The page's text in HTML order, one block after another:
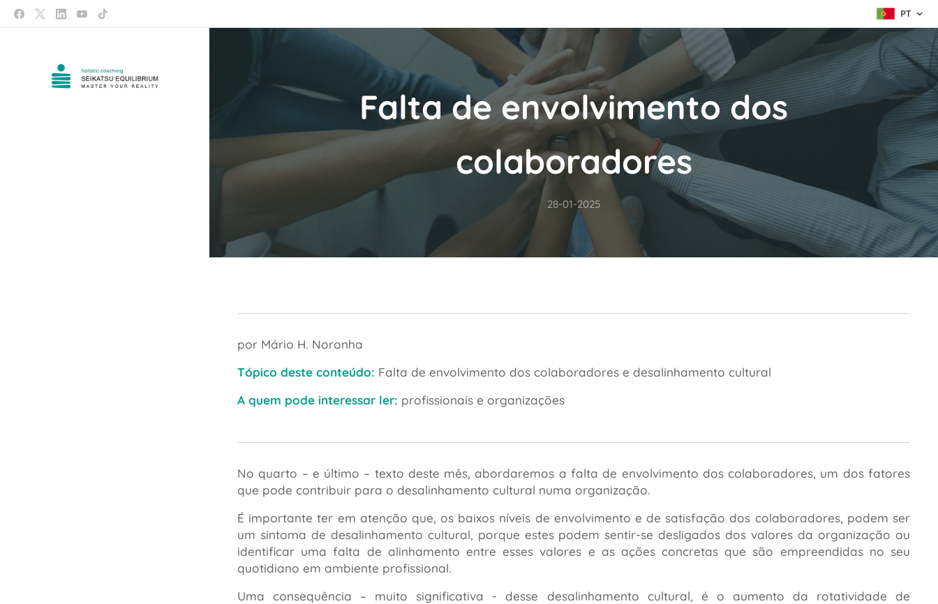
PT
Falta de envolvimento dos
colaboradores
28-01-2025
por Mário H. Noronha
Tópico deste conteúdo: Falta de envolvimento dos colaboradores e desalinhamento cultural
A quem pode interessar ler: profissionais e organizações
No quarto – e último – texto deste mês, abordaremos a falta de envolvimento dos colaboradores, um dos fatores
que pode contribuir para o desalinhamento cultural numa organização.
É importante ter em atenção que, os baixos níveis de envolvimento e de satisfação dos colaboradores, podem ser
um sintoma de desalinhamento cultural, porque estes podem sentir-se desligados dos valores da organização ou
identificar uma falta de alinhamento entre esses valores e as ações concretas que são empreendidas no seu
quotidiano em ambiente profissional.
Uma consequência – muito significativa - desse desalinhamento cultural, é o aumento da rotatividade de